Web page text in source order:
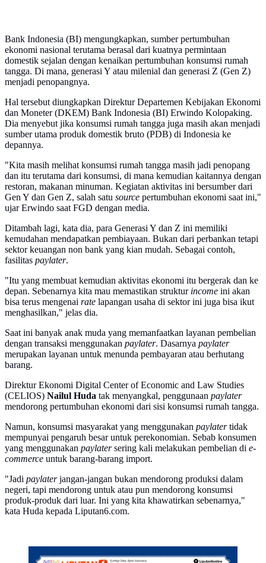
Bank Indonesia (BI) mengungkapkan, sumber pertumbuhan
ekonomi nasional terutama berasal dari kuatnya permintaan
domestik sejalan dengan kenaikan pertumbuhan konsumsi rumah
tangga. Di mana, generasi Y atau milenial dan generasi Z (Gen Z)
menjadi penopangnya.
Hal tersebut diungkapkan Direktur Departemen Kebijakan Ekonomi
dan Moneter (DKEM) Bank Indonesia (BI) Erwindo Kolopaking.
Dia menyebut jika konsumsi rumah tangga juga masih akan menjadi
sumber utama produk domestik bruto (PDB) di Indonesia ke
depannya.
"Kita masih melihat konsumsi rumah tangga masih jadi penopang
dan itu terutama dari konsumsi, di mana kemudian kaitannya dengan
restoran, makanan minuman. Kegiatan aktivitas ini bersumber dari
Gen Y dan Gen Z, salah satu source pertumbuhan ekonomi saat ini,"
ujar Erwindo saat FGD dengan media.
Ditambah lagi, kata dia, para Generasi Y dan Z ini memiliki
kemudahan mendapatkan pembiayaan. Bukan dari perbankan tetapi
sektor keuangan non bank yang kian mudah. Sebagai contoh,
fasilitas paylater.
"Itu yang membuat kemudian aktivitas ekonomi itu bergerak dan ke
depan. Sebenarnya kita mau memastikan struktur income ini akan
bisa terus mengenai rate lapangan usaha di sektor ini juga bisa ikut
menghasilkan," jelas dia.
Saat ini banyak anak muda yang memanfaatkan layanan pembelian
dengan transaksi menggunakan paylater. Dasarnya paylater
merupakan layanan untuk menunda pembayaran atau berhutang
barang.
Direktur Ekonomi Digital Center of Economic and Law Studies
(CELIOS) Nailul Huda tak menyangkal, penggunaan paylater
mendorong pertumbuhan ekonomi dari sisi konsumsi rumah tangga.
Namun, konsumsi masyarakat yang menggunakan paylatertidak
mempunyai pengaruh besar untuk perekonomian. Sebab konsumen
yang menggunakan paylatersering kali melakukan pembelian di e-
commerce untuk barang-barang import.
"Jadi paylaterjangan-jangan bukan mendorong produksi dalam
negeri, tapi mendorong untuk atau pun mendorong konsumsi
produk-produk dari luar. Ini yang kita khawatirkan sebenarnya,"
kata Huda kepada Liputan6.com.